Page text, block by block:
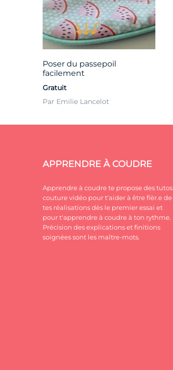
Poser du passepoil
facilement
Gratuit
Par Emilie Lancelot
APPRENDRE À COUDRE
Apprendre à coudre te propose des tutos
couture vidéo pour t'aider à être fièr.e de
tes réalisations dès le premier essai et
pour t'apprendre à coudre à ton rythme.
Précision des explications et finitions
soignées sont les maître-mots.